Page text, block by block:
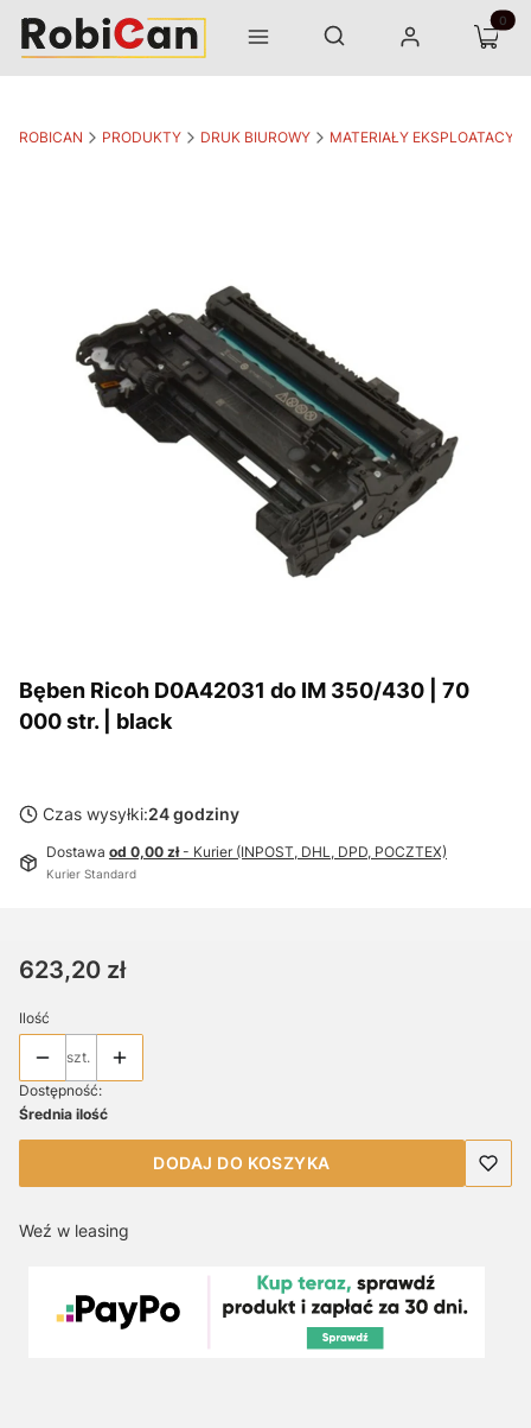
Menu Otwórz wyszukiwarkę
Szukaj Zaloguj się Koszyk
ROBICAN PRODUKTY DRUK BIUROWY MATERIAŁY
Bęben Ricoh D0A42031 do IM 350/430 | 70
000 str. | black
Czas wysyłki:24 godziny
Dostawa od 0,00 zł- Kurier (INPOST, DHL, DPD, POCZTEX)
Kurier Standard
Cena
623,20 zł
Ilość
szt.
Dostępność:
Średnia ilość
DODAJ DO KOSZYKA
Weź w leasing